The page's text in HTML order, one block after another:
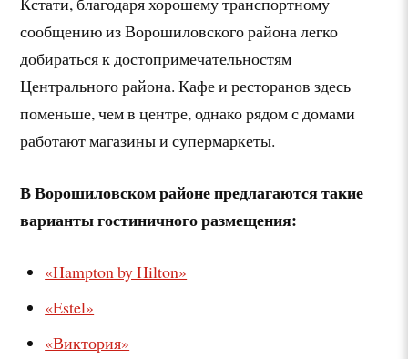
сообщению из Ворошиловского района легко
добираться к достопримечательностям
Центрального района. Кафе и ресторанов здесь
поменьше, чем в центре, однако рядом с домами
работают магазины и супермаркеты.
В Ворошиловском районе предлагаются такие
варианты гостиничного размещения:
«Hampton by Hilton»
«Estel»
«Виктория»